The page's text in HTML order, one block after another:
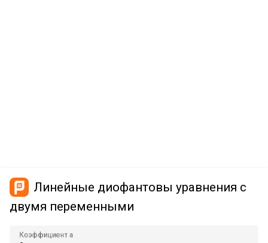
Линейные диофантовы уравнения с
двумя переменными
Коэффициент а